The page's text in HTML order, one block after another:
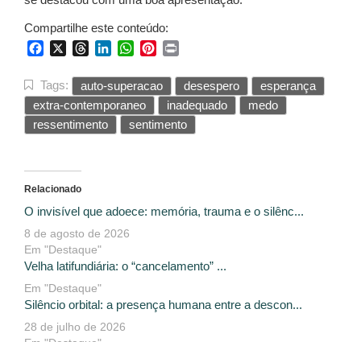
Compartilhe este conteúdo:
FacebookThreadsLinkedInWhatsApp
Pinterest
Tags: auto-superacao desespero
esperança
extra-contemporaneo
inadequado
medo
ressentimento
sentimento
Relacionado
O invisível que adoece: memória, trauma e o silênc...
8 de agosto de 2026
Em "Destaque"
Velha latifundiária: o “cancelamento” ...
Em "Destaque"
Silêncio orbital: a presença humana entre a descon...
28 de julho de 2026